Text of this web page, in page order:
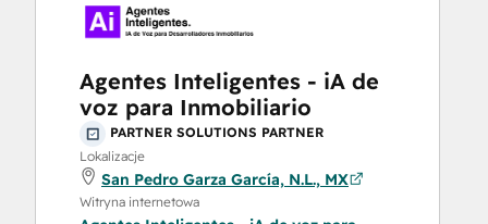
Agentes Inteligentes - iA de
voz para Inmobiliario
PARTNER SOLUTIONS PARTNER
Lokalizacje
San Pedro Garza García, N.L., MX
Witryna internetowa